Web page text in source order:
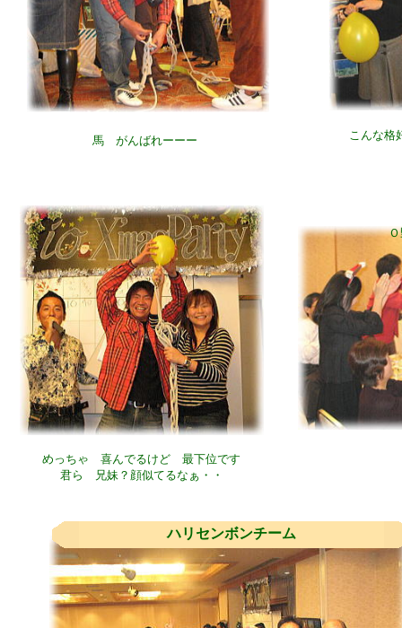
ハリセンボンチーム
こんな格
馬 がんばれーーー
めっちゃ 喜んでるけど 最下位です
君ら 兄妹？顔似てるなぁ・・